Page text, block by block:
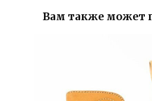
Вам также может